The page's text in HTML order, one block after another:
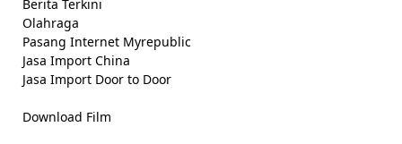
Berita Terkini
Olahraga
Pasang Internet Myrepublic
Jasa Import China
Jasa Import Door to Door
Download Film